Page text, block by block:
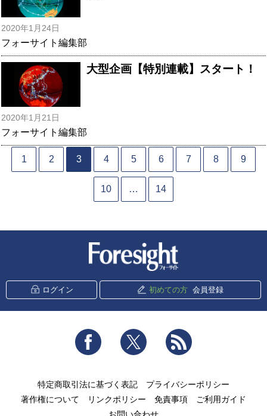
2020年1月24日
フォーサイト編集部
大型企画【特別連載】スタート！
2020年1月21日
フォーサイト編集部
1 2 3 4 5 6 7 8 9
10 … 14
ログイン 初めての方 会員登録
Facebook Twitter
特定商取引法に基づく表記
プライバシーポリシー
著作権について
リンクポリシー 免責事項
ご利用ガイド